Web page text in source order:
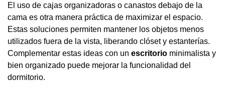
El uso de cajas organizadoras o canastos debajo de la
cama es otra manera práctica de maximizar el espacio.
Estas soluciones permiten mantener los objetos menos
utilizados fuera de la vista, liberando clóset y estanterías.
Complementar estas ideas con un escritorio minimalista y
bien organizado puede mejorar la funcionalidad del
dormitorio.